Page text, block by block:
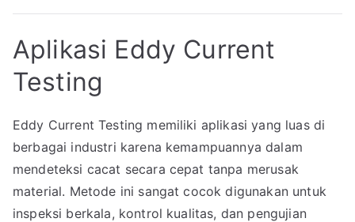
Aplikasi Eddy Current
Testing
Eddy Current Testing memiliki aplikasi yang luas di
berbagai industri karena kemampuannya dalam
mendeteksi cacat secara cepat tanpa merusak
material. Metode ini sangat cocok digunakan untuk
inspeksi berkala, kontrol kualitas, dan pengujian